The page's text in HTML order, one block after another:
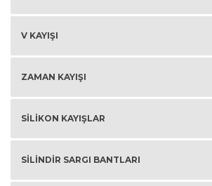
V KAYIŞI
ZAMAN KAYIŞI
SILIKON KAYIŞLAR
SILINDIR SARGI BANTLARI